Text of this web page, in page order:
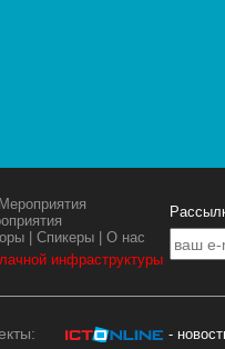
Мероприятия
|Спикеры |О нас
инфраструктуры
-